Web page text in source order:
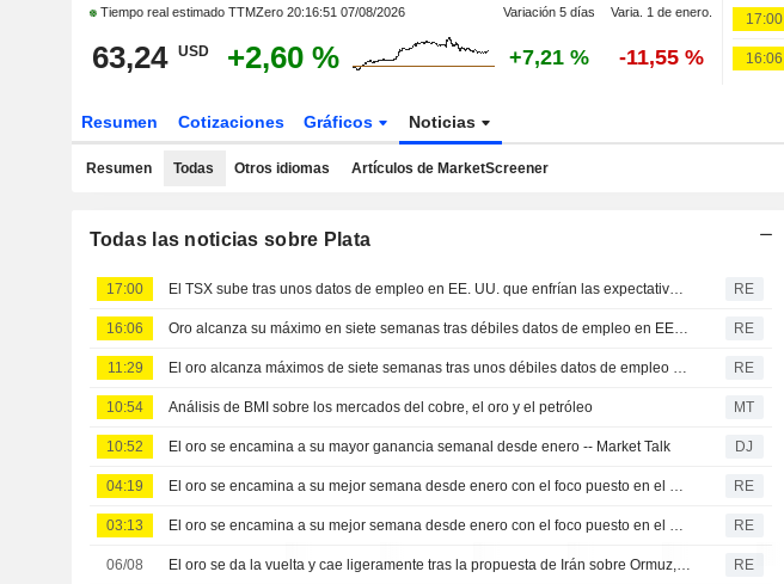
Tiempo real estimado TTMZero 20:16:51 07/08/2026 Variación 5 días Varia. 1 de enero.
63,24 USD +2,60 % +7,21 % -11,55 %
17:00
16:06
Resumen Cotizaciones Gráficos Noticias
Resumen Todas Otros idiomas Artículos de MarketScreener
Todas las noticias sobre Plata
17:00 El TSX sube tras unos datos de empleo en EE. UU. que enfrían las expectativas de tipos de la Fed RE
16:06 Oro alcanza su máximo en siete semanas tras débiles datos de empleo en EEUU RE
11:29 El oro alcanza máximos de siete semanas tras unos débiles datos de empleo en EE. UU. que enfrían las expectativas de tipos RE
10:54 Análisis de BMI sobre los mercados del cobre, el oro y el petróleo MT
10:52 El oro se encamina a su mayor ganancia semanal desde enero -- Market Talk DJ
04:19 El oro se encamina a su mejor semana desde enero con el foco puesto en el empleo de Estados Unidos RE
03:13 El oro se encamina a su mejor semana desde enero con el foco puesto en el empleo de Estados Unidos RE
06/08 El oro se da la vuelta y cae ligeramente tras la propuesta de Irán sobre Ormuz, que impulsa el crudo RE